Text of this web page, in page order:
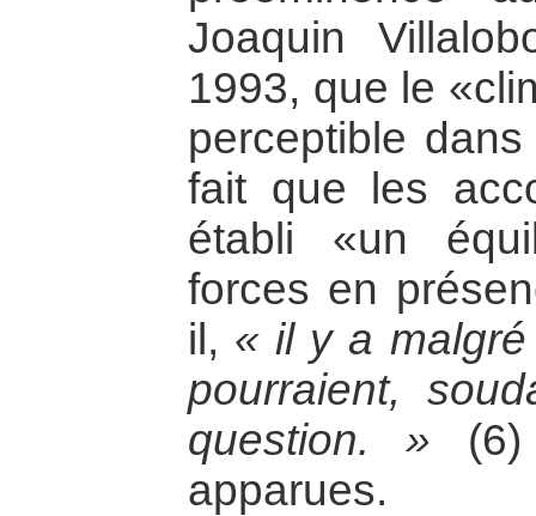
Joaquin
1993, que le
perceptible
fait que les
établi «un
forces en
il, « il y a
pourraient,
question. » (6)
apparues.